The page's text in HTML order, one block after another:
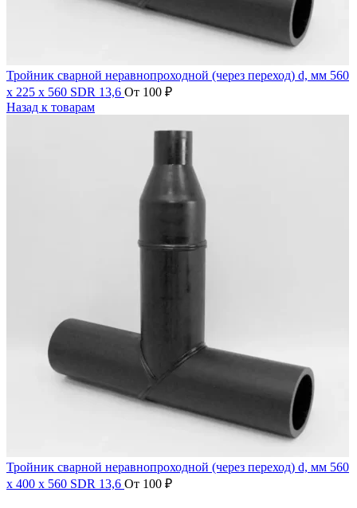
Тройник сварной неравнопроходной (через переход) d, мм 560
х 225 х 560 SDR 13,6 От 100 ₽
Назад к товарам
Тройник сварной неравнопроходной (через переход) d, мм 560
х 400 х 560 SDR 13,6 От 100 ₽